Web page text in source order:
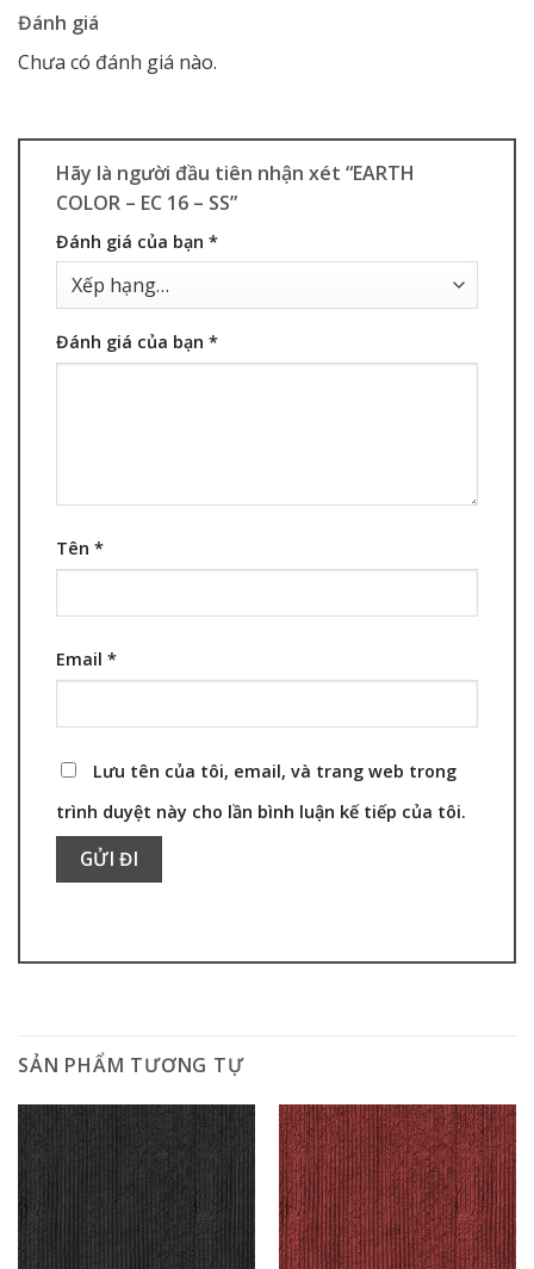
Đánh giá
Chưa có đánh giá nào.
Hãy là người đầu tiên nhận xét “EARTH
COLOR – EC 16 – SS”
Đánh giá của bạn *
Đánh giá của bạn *
Tên *
Email *
Lưu tên của tôi, email, và trang web trong
trình duyệt này cho lần bình luận kế tiếp của tôi.
SẢN PHẨM TƯƠNG TỰ